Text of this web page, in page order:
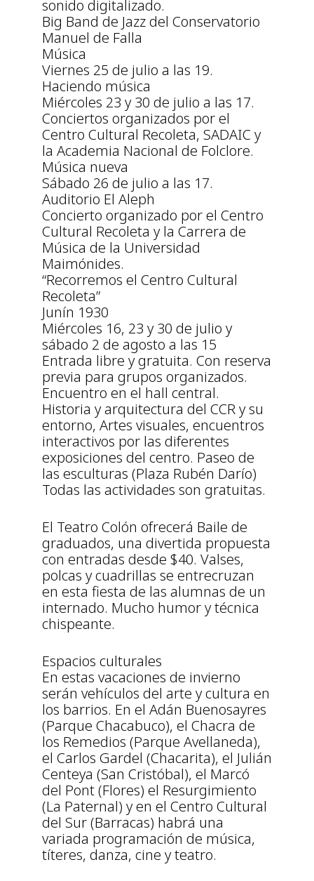
sonido digitalizado.
Big Band de Jazz del Conservatorio
Manuel de Falla
Música
Viernes 25 de julio a las 19.
Haciendo música
Miércoles 23 y 30 de julio a las 17.
Conciertos organizados por el
Centro Cultural Recoleta, SADAIC y
la Academia Nacional de Folclore.
Música nueva
Sábado 26 de julio a las 17.
Auditorio El Aleph
Concierto organizado por el Centro
Cultural Recoleta y la Carrera de
Música de la Universidad
Maimónides.
“Recorremos el Centro Cultural
Recoleta”
Junín 1930
Miércoles 16, 23 y 30 de julio y
sábado 2 de agosto a las 15
Entrada libre y gratuita. Con reserva
previa para grupos organizados.
Encuentro en el hall central.
Historia y arquitectura del CCR y su
entorno, Artes visuales, encuentros
interactivos por las diferentes
exposiciones del centro. Paseo de
las esculturas (Plaza Rubén Darío)
Todas las actividades son gratuitas.
El Teatro Colón ofrecerá Baile de
graduados, una divertida propuesta
con entradas desde $40. Valses,
polcas y cuadrillas se entrecruzan
en esta fiesta de las alumnas de un
internado. Mucho humor y técnica
chispeante.
Espacios culturales
En estas vacaciones de invierno
serán vehículos del arte y cultura en
los barrios. En el Adán Buenosayres
(Parque Chacabuco), el Chacra de
los Remedios (Parque Avellaneda),
el Carlos Gardel (Chacarita), el Julián
Centeya (San Cristóbal), el Marcó
del Pont (Flores) el Resurgimiento
(La Paternal) y en el Centro Cultural
del Sur (Barracas) habrá una
variada programación de música,
títeres, danza, cine y teatro.